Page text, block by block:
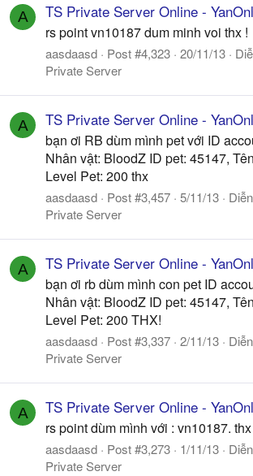
A TS Private Server Online -
rs point vn10187 dum minh voi thx !
aasdaasd Post #4,323 20/11/13
Private Server
A TS Private Server Online -
bạn ơi RB dùm mình pet với ID
Nhân vật: BloodZ ID pet: 45147,
Level Pet: 200 thx
aasdaasd Post #3,457 5/11/13
Private Server
A TS Private Server Online -
bạn ơi rb dùm mình con pet ID
Nhân vật: BloodZ ID pet: 45147,
Level Pet: 200 THX!
aasdaasd Post #3,337 2/11/13
Private Server
A TS Private Server Online -
rs point dùm mình với : vn10187. thx
aasdaasd Post #3,273 1/11/13
Private Server